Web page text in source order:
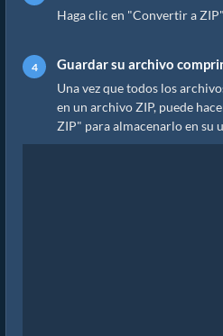
Haga clic en "Convertir a
Guardar su archivo
Una vez que todos los
en un archivo ZIP, puede
ZIP" para almacenarlo en su